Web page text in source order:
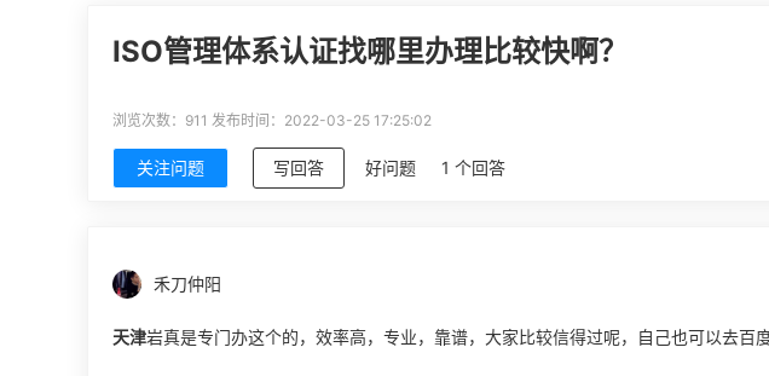
ISO管理体系认证找哪里办理比较快啊？
浏览次数：911 发布时间：2022-03-25 17:25:02
关注问题 写回答 好问题 1 个回答
禾刀仲阳
天津岩真是专门办这个的，效率高，专业，靠谱，大家比较信得过呢，自己也可以去百度